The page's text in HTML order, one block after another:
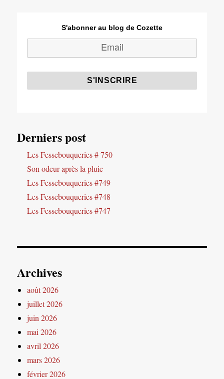
S'abonner au blog de Cozette
Derniers post
Les Fessebouqueries # 750
Son odeur après la pluie
Les Fessebouqueries #749
Les Fessebouqueries #748
Les Fessebouqueries #747
Archives
août 2026
juillet 2026
juin 2026
mai 2026
avril 2026
mars 2026
février 2026